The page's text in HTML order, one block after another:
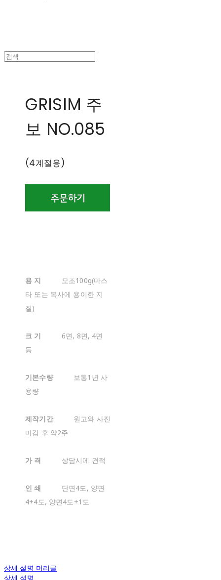
GRISIM 주
보 NO.085
(4계절용)
용 지
모조100g(마스
타 또는 복사에 용이한 지
질)
크 기
6면, 8면, 4면
등
기본수량
보통1년 사
용량
제작기간
원고와 사진
마감 후 약2주
가 격 상담시에 견적
인 쇄
단면4도, 양면
4+4도, 양면4도+1도
상세 설명 머리글
상세 설명